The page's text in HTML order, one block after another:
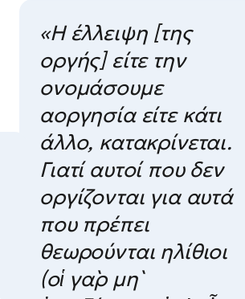
«Η έλλειψη [της
οργής] είτε την
ονομάσουμε
αοργησία είτε κάτι
άλλο, κατακρίνεται.
Γιατί αυτοί που δεν
οργίζονται για αυτά
που πρέπει
θεωρούνται ηλίθιοι
(οἱ γὰρ μὴ